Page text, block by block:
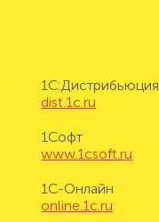
1С:Дистрибьюция
dist.1c.ru
1Софт
www.1csoft.ru
1С-Онлайн
online.1c.ru